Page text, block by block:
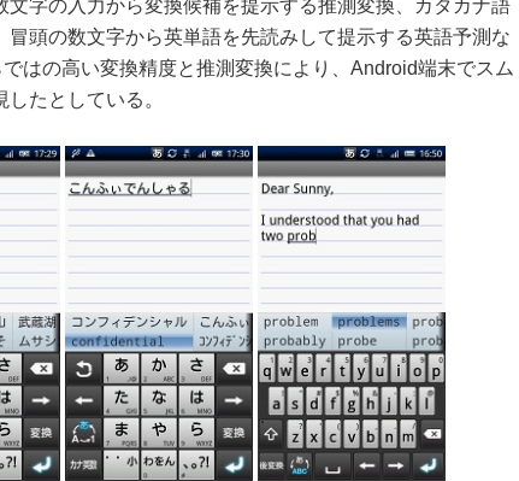
字の入力から変換候補を提示する推測変換、カタカナ語
冒頭の数文字から英単語を先読みして提示する英語予測な
はの高い変換精度と推測変換により、Android端末でスム
たとしている。